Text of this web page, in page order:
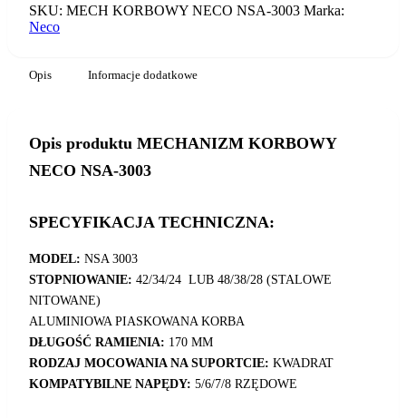
SKU: MECH KORBOWY NECO NSA-3003 Marka:
Neco
Opis Informacje dodatkowe
Opis produktu MECHANIZM KORBOWY
NECO NSA-3003
SPECYFIKACJA TECHNICZNA:
MODEL: NSA 3003
STOPNIOWANIE: 42/34/24 LUB 48/38/28 (STALOWE
NITOWANE)
ALUMINIOWA PIASKOWANA KORBA
DŁUGOŚĆ RAMIENIA: 170 MM
RODZAJ MOCOWANIA NA SUPORTCIE: KWADRAT
KOMPATYBILNE NAPĘDY: 5/6/7/8 RZĘDOWE